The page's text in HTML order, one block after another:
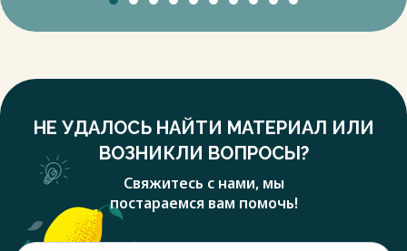
НЕ УДАЛОСЬ НАЙТИ МАТЕРИАЛ ИЛИ
ВОЗНИКЛИ ВОПРОСЫ?
Свяжитесь с нами, мы
постараемся вам помочь!